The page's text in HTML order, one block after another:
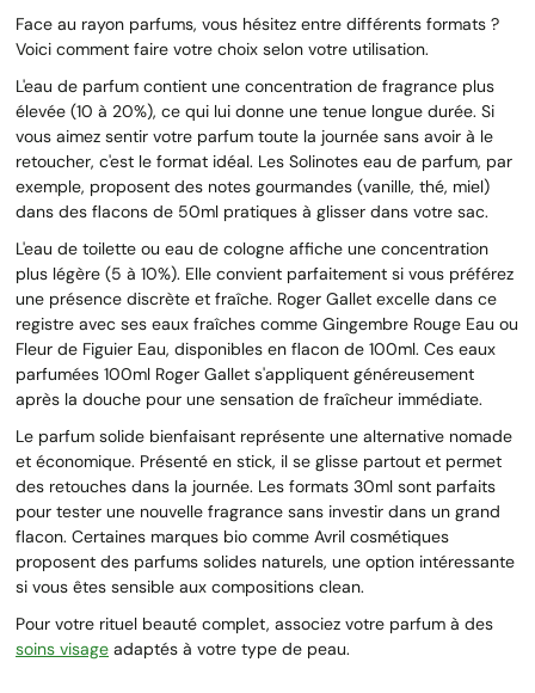
Face au rayon parfums, vous hésitez entre différents formats ?
Voici comment faire votre choix selon votre utilisation.
L'eau de parfum contient une concentration de fragrance plus
élevée (10 à 20%), ce qui lui donne une tenue longue durée. Si
vous aimez sentir votre parfum toute la journée sans avoir à le
retoucher, c'est le format idéal. Les Solinotes eau de parfum, par
exemple, proposent des notes gourmandes (vanille, thé, miel)
dans des flacons de 50ml pratiques à glisser dans votre sac.
L'eau de toilette ou eau de cologne affiche une concentration
plus légère (5 à 10%). Elle convient parfaitement si vous préférez
une présence discrète et fraîche. Roger Gallet excelle dans ce
registre avec ses eaux fraîches comme Gingembre Rouge Eau ou
Fleur de Figuier Eau, disponibles en flacon de 100ml. Ces eaux
parfumées 100ml Roger Gallet s'appliquent généreusement
après la douche pour une sensation de fraîcheur immédiate.
Le parfum solide bienfaisant représente une alternative nomade
et économique. Présenté en stick, il se glisse partout et permet
des retouches dans la journée. Les formats 30ml sont parfaits
pour tester une nouvelle fragrance sans investir dans un grand
flacon. Certaines marques bio comme Avril cosmétiques
proposent des parfums solides naturels, une option intéressante
si vous êtes sensible aux compositions clean.
Pour votre rituel beauté complet, associez votre parfum à des
soins visage adaptés à votre type de peau.